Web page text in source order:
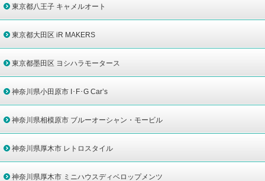
東京都八王子 キャメルオート
東京都大田区 iR MAKERS
東京都墨田区 ヨシハラモータース
神奈川県小田原市 I･F･G Car’s
神奈川県相模原市 ブルーオーシャン・モービル
神奈川県厚木市 レトロスタイル
神奈川県厚木市 ミニハウスディベロップメンツ